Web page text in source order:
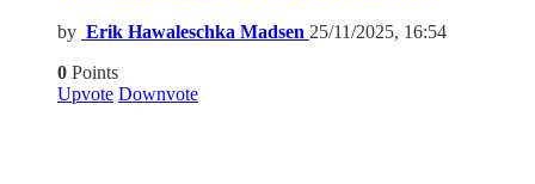
by Erik Hawaleschka Madsen 25/11/2025, 16:54
0 Points
Upvote Downvote